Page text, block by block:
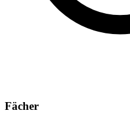
Fächer